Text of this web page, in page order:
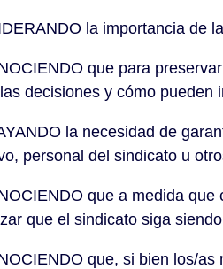
la importancia de
que para
decisiones y cómo pueden
la necesidad de
personal del sindicato u
que a medida
que el sindicato siga
que, si bien los/